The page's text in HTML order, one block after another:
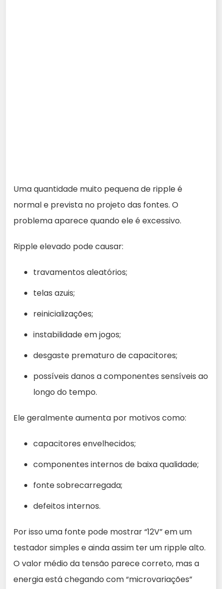
Uma quantidade muito pequena de ripple é
normal e prevista no projeto das fontes. O
problema aparece quando ele é excessivo.
Ripple elevado pode causar:
travamentos aleatórios;
telas azuis;
reinicializações;
instabilidade em jogos;
desgaste prematuro de capacitores;
possíveis danos a componentes sensíveis ao
longo do tempo.
Ele geralmente aumenta por motivos como:
capacitores envelhecidos;
componentes internos de baixa qualidade;
fonte sobrecarregada;
defeitos internos.
Por isso uma fonte pode mostrar “12V” em um
testador simples e ainda assim ter um ripple alto.
O valor médio da tensão parece correto, mas a
energia está chegando com “microvariações”